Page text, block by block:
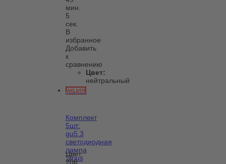
мин.
5
сек.
В
избранное
Добавить
к
сравнению
Цвет:
нейтральный
АКЦИЯ
Комплект
5шт:
gu5.3
светодиодная
лампа
Sirius
Цвет:
206